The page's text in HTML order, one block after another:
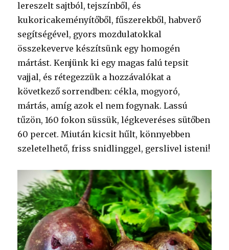
lereszelt sajtból, tejszínből, és
kukoricakeményítőből, fűszerekből, habverő
segítségével, gyors mozdulatokkal
összekeverve készítsünk egy homogén
mártást. Kenjünk ki egy magas falú tepsit
vajjal, és rétegezzük a hozzávalókat a
következő sorrendben: cékla, mogyoró,
mártás, amíg azok el nem fogynak. Lassú
tűzön, 160 fokon süssük, légkeveréses sütőben
60 percet. Miután kicsit hűlt, könnyebben
szeletelhető, friss snidlinggel, gerslivel isteni!